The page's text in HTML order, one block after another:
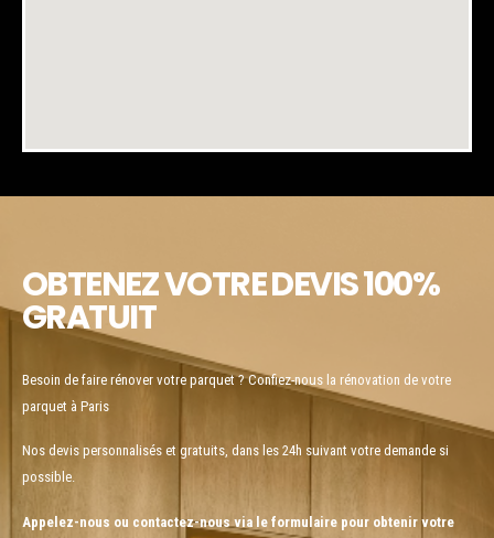
OBTENEZ VOTRE DEVIS 100%
GRATUIT
Besoin de faire rénover votre parquet ? Confiez-nous la rénovation de votre
parquet à Paris
Nos devis personnalisés et gratuits, dans les 24h suivant votre demande si
possible.
Appelez-nous ou contactez-nous via le formulaire pour obtenir votre